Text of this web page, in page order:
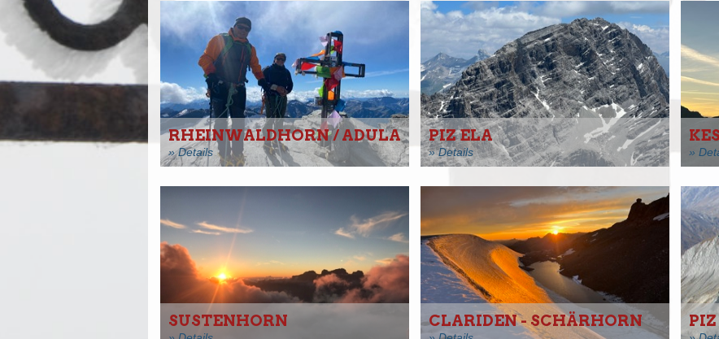
RHEINWALDHORN / ADULA
» Details
PIZ ELA
» Details »
SUSTENHORN CLARIDEN - SCHÄRHORN